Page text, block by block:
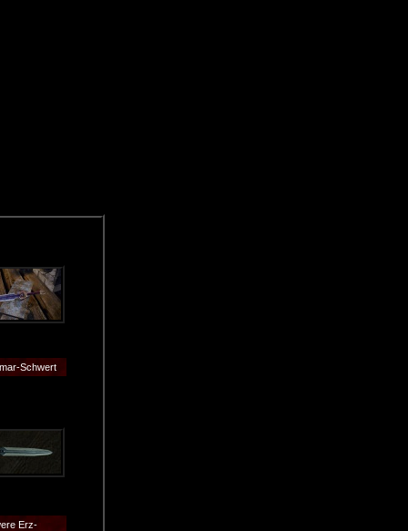
Schwert
Erz-